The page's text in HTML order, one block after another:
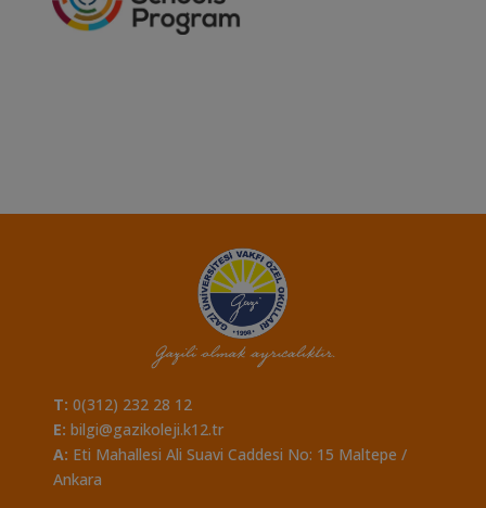
T: 0(312) 232 28 12
E: bilgi@gazikoleji.k12.tr
A: Eti Mahallesi Ali Suavi Caddesi No: 15 Maltepe /
Ankara